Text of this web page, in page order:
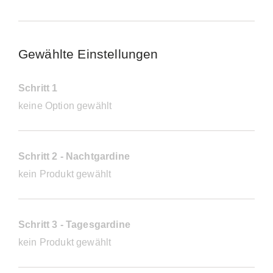
Gewählte Einstellungen
Schritt 1
keine Option gewählt
Schritt 2 - Nachtgardine
kein Produkt gewählt
Schritt 3 - Tagesgardine
kein Produkt gewählt